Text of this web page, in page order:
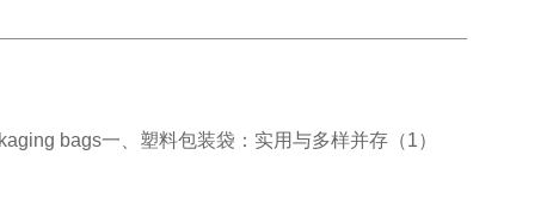
bags一、塑料包装袋：实用与多样并存​（1）